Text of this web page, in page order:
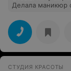
Делала маникюр
осталась
выбор гель-
атмосфера в
и общительная,
большое. Ваш
СТУДИЯ КРАСОТЫ